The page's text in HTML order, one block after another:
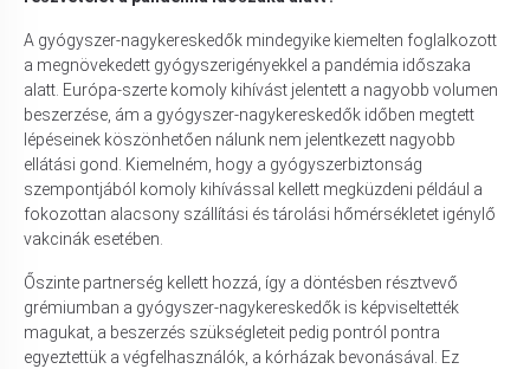
A gyógyszer-nagykereskedők mindegyike kiemelten foglalkozott
a megnövekedett gyógyszerigényekkel a pandémia időszaka
alatt. Európa-szerte komoly kihívást jelentett a nagyobb volumen
beszerzése, ám a gyógyszer-nagykereskedők időben megtett
lépéseinek köszönhetően nálunk nem jelentkezett nagyobb
ellátási gond. Kiemelném, hogy a gyógyszerbiztonság
szempontjából komoly kihívással kellett megküzdeni például a
fokozottan alacsony szállítási és tárolási hőmérsékletet igénylő
vakcinák esetében.
Őszinte partnerség kellett hozzá, így a döntésben résztvevő
grémiumban a gyógyszer-nagykereskedők is képviseltették
magukat, a beszerzés szükségleteit pedig pontról pontra
egyeztettük a végfelhasználók, a kórházak bevonásával. Ez